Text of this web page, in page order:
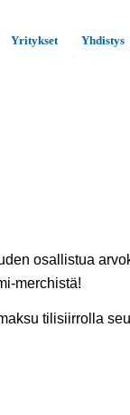
Yritykset Yhdistys
osallistua
merchistä!
tilisiirrolla